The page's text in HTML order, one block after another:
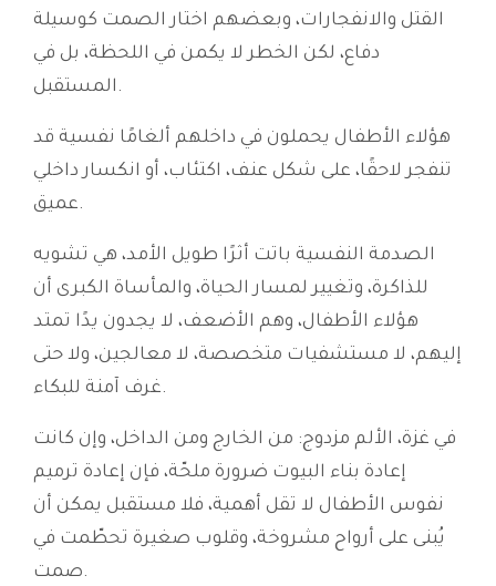
القتل والانفجارات، وبعضهم اختار الصمت كوسيلة
دفاع، لكن الخطر لا يكمن في اللحظة، بل في
المستقبل.
هؤلاء الأطفال يحملون في داخلهم ألغامًا نفسية قد
تنفجر لاحقًا، على شكل عنف، اكتئاب، أو انكسار داخلي
عميق.
الصدمة النفسية باتت أثرًا طويل الأمد، هي تشويه
للذاكرة، وتغيير لمسار الحياة، والمأساة الكبرى أن
هؤلاء الأطفال، وهم الأضعف، لا يجدون يدًا تمتد
إليهم، لا مستشفيات متخصصة، لا معالجين، ولا حتى
غرف آمنة للبكاء.
في غزة، الألم مزدوج: من الخارج ومن الداخل، وإن كانت
إعادة بناء البيوت ضرورة ملحّة، فإن إعادة ترميم
نفوس الأطفال لا تقل أهمية، فلا مستقبل يمكن أن
يُبنى على أرواح مشروخة، وقلوب صغيرة تحطّمت في
صمت.